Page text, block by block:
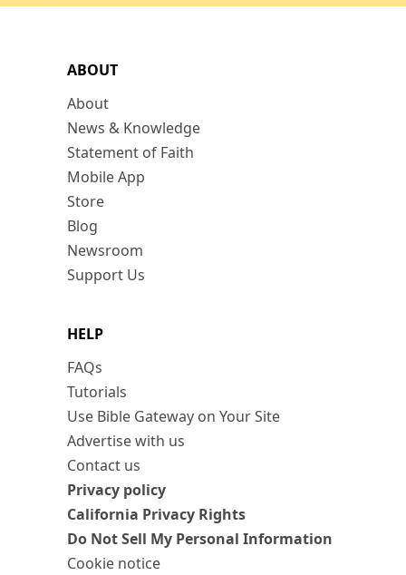
ABOUT
About
News & Knowledge
Statement of Faith
Mobile App
Store
Blog
Newsroom
Support Us
HELP
FAQs
Tutorials
Use Bible Gateway on Your Site
Advertise with us
Contact us
Privacy policy
California Privacy Rights
Do Not Sell My Personal Information
Cookie notice